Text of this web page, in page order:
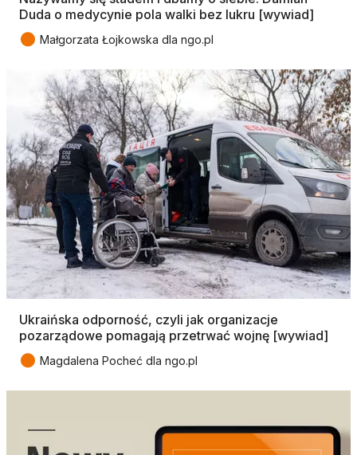
Duda o medycynie pola walki bez lukru [wywiad]
● Małgorzata Łojkowska dla ngo.pl
Ukraińska odporność, czyli jak organizacje
pozarządowe pomagają przetrwać wojnę [wywiad]
● Magdalena Pocheć dla ngo.pl